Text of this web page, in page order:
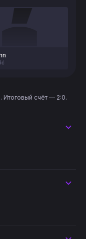
счёт — 2:0.